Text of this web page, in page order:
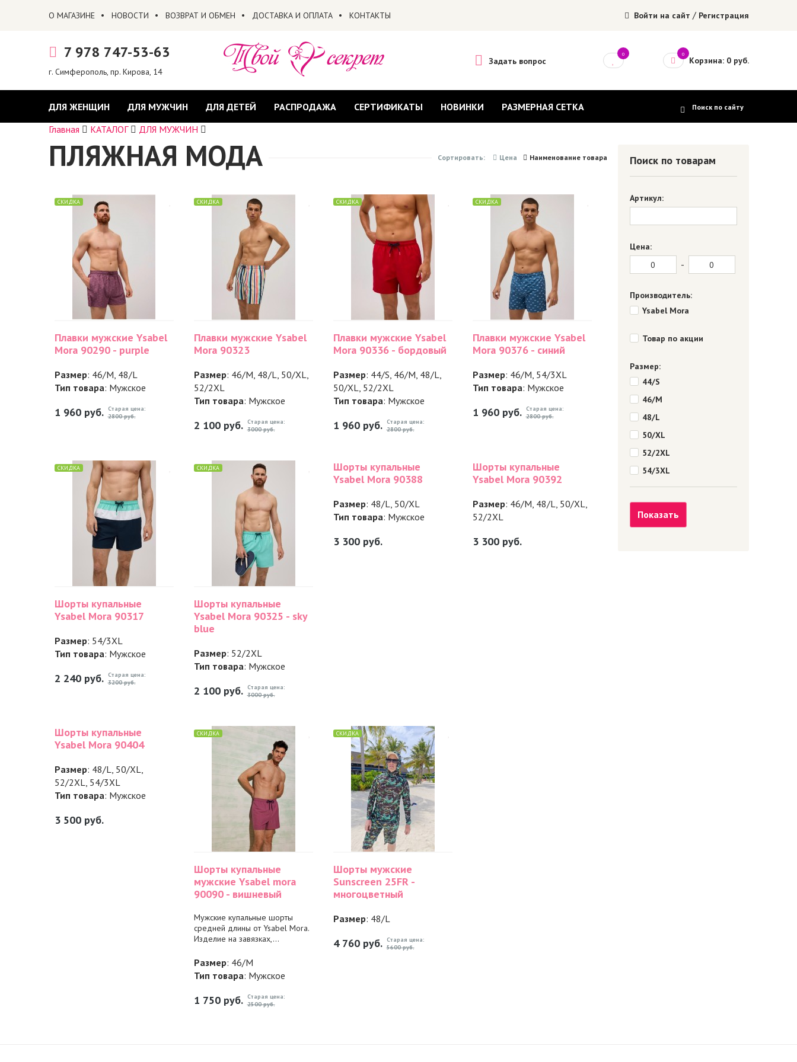
Войти на сайт / Регистрация
О МАГАЗИНЕ НОВОСТИ ВОЗВРАТ И ОБМЕН ДОСТАВКА И ОПЛАТА КОНТАКТЫ
7 978 747-53-63
г. Симферополь, пр. Кирова, 14
Задать вопрос
0 0
Корзина: 0 руб.
ДЛЯ ЖЕНЩИН ДЛЯ МУЖЧИН ДЛЯ ДЕТЕЙ РАСПРОДАЖА СЕРТИФИКАТЫ НОВИНКИ
РАЗМЕРНАЯ СЕТКА
Главная
КАТАЛОГ ДЛЯ МУЖЧИН
ПЛЯЖНАЯ МОДА Сортировать: Цена Наименование товара
СКИДКА
Плавки мужские Ysabel
Mora 90290 - purple
Размер: 46/M, 48/L
Тип товара: Мужское
1 960руб. Старая цена:
2800 руб.
СКИДКА
Плавки мужские Ysabel
Mora 90323
Размер: 46/M, 48/L, 50/XL,
52/2XL
Тип товара: Мужское
2 100руб. Старая цена:
3000 руб.
СКИДКА
Плавки мужские Ysabel
Mora 90336 - бордовый
Размер: 44/S, 46/M, 48/L,
50/XL, 52/2XL
Тип товара: Мужское
1 960руб. Старая цена:
2800 руб.
СКИДКА
Плавки мужские Ysabel
Mora 90376 - синий
Размер: 46/M, 54/3XL
Тип товара: Мужское
1 960руб. Старая цена:
2800 руб.
СКИДКА
Шорты купальные
Ysabel Mora 90317
Размер: 54/3XL
Тип товара: Мужское
2 240руб. Старая цена:
3200 руб.
СКИДКА
Шорты купальные
Ysabel Mora 90325 - sky
blue
Размер: 52/2XL
Тип товара: Мужское
2 100руб. Старая цена:
3000 руб.
Шорты купальные
Ysabel Mora 90388
Размер: 48/L, 50/XL
Тип товара: Мужское
3 300руб.
Шорты купальные
Ysabel Mora 90392
Размер: 46/M, 48/L, 50/XL,
52/2XL
3 300руб.
Шорты купальные
Ysabel Mora 90404
Размер: 48/L, 50/XL,
52/2XL, 54/3XL
Тип товара: Мужское
3 500руб.
СКИДКА
Шорты купальные
мужские Ysabel mora
90090 - вишневый
Мужские купальные шорты
средней длины от Ysabel Mora.
Изделие на завязках,...
Размер: 46/M
Тип товара: Мужское
1 750руб. Старая цена:
2500 руб.
СКИДКА
Шорты мужские
Sunscreen 25FR -
многоцветный
Размер: 48/L
4 760руб. Старая цена:
5600 руб.
Поиск по товарам
Артикул:
Цена:
-
Производитель:
Ysabel Mora
Товар по акции
Размер:
44/S
46/M
48/L
50/XL
52/2XL
54/3XL
Показать